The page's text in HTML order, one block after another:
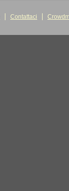
Contattaci